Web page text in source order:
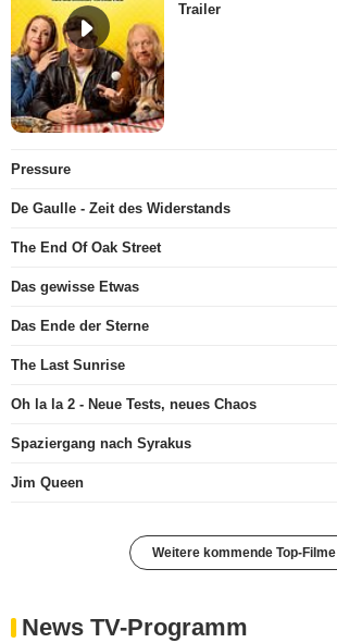
Trailer
Pressure
De Gaulle - Zeit des Widerstands
The End Of Oak Street
Das gewisse Etwas
Das Ende der Sterne
The Last Sunrise
Oh la la 2 - Neue Tests, neues Chaos
Spaziergang nach Syrakus
Jim Queen
Weitere kommende Top-Filme
News TV-Programm